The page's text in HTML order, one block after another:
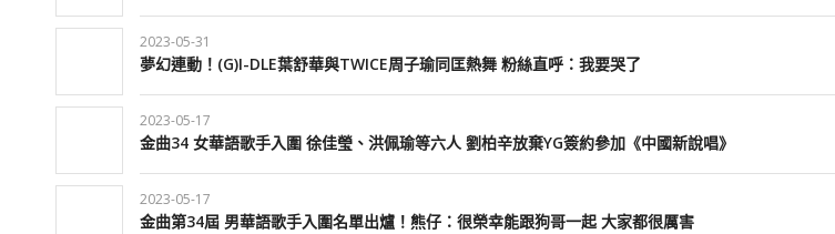
2023-05-31
夢幻連動！(G)I-DLE葉舒華與TWICE周子瑜同匡熱舞 粉絲直呼：我要哭了
2023-05-17
金曲34 女華語歌手入圍 徐佳瑩、洪佩瑜等六人 劉柏辛放棄YG簽約參加《中國新說唱》
2023-05-17
金曲第34屆 男華語歌手入圍名單出爐！熊仔：很榮幸能跟狗哥一起 大家都很厲害